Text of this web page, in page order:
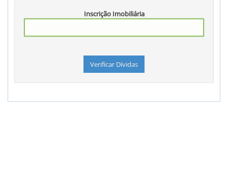
Inscrição Imobiliária
Verificar Dívidas